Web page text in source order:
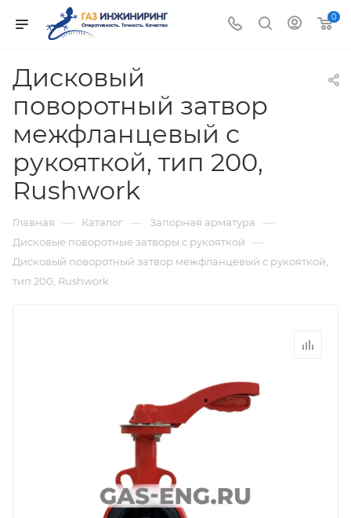
0
Дисковый
поворотный затвор
межфланцевый с
рукояткой, тип 200,
Rushwork
Главная — Каталог — Запорная арматура —
Дисковые поворотные затворы с рукояткой —
Дисковый поворотный затвор межфланцевый с рукояткой,
тип 200, Rushwork